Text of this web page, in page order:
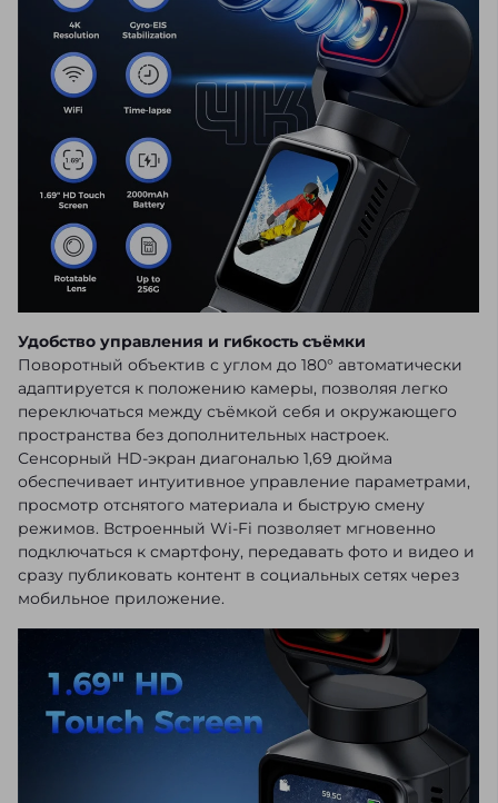
Удобство управления и гибкость съёмки
Поворотный объектив с углом до 180° автоматически
адаптируется к положению камеры, позволяя легко
переключаться между съёмкой себя и окружающего
пространства без дополнительных настроек.
Сенсорный HD-экран диагональю 1,69 дюйма
обеспечивает интуитивное управление параметрами,
просмотр отснятого материала и быструю смену
режимов. Встроенный Wi-Fi позволяет мгновенно
подключаться к смартфону, передавать фото и видео и
сразу публиковать контент в социальных сетях через
мобильное приложение.